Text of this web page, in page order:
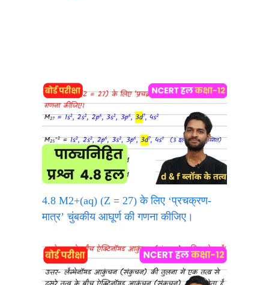
4.8 M2+(aq) (Z = 27) के लिए ‘प्रचक्रण-
मात्र’ चुंबकीय आघूर्ण की गणना कीजिए।